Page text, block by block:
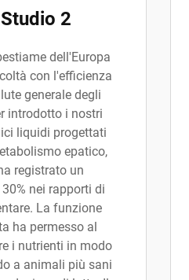
2
dell'Europa
con l'efficienza
generale degli
introdotto i nostri
liquidi progettati
epatico,
registrato un
nei rapporti di
La funzione
ha permesso al
i nutrienti in modo
a animali più sani